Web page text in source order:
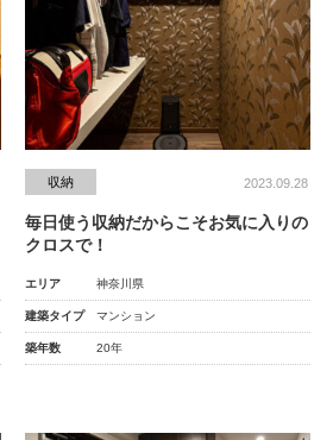
収納 2023.09.28
毎日使う収納だからこそお気に入りの
クロスで！
エリア 神奈川県
建築タイプ マンション
築年数 20年